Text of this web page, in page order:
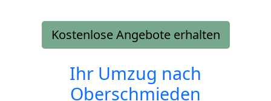
Kostenlose Angebote erhalten
Ihr Umzug nach
Oberschmieden